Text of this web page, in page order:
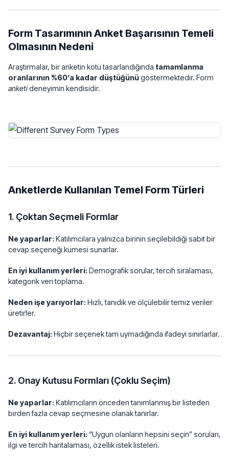
Form Tasarımının Anket Başarısının Temeli
Olmasının Nedeni
Araştırmalar, bir anketin kötü tasarlandığında tamamlanma
oranlarının %60’a kadar düştüğünügöstermektedir. Form
anketideneyimin kendisidir.
Anketlerde Kullanılan Temel Form Türleri
1. Çoktan Seçmeli Formlar
Ne yaparlar: Katılımcılara yalnızca birinin seçilebildiği sabit bir
cevap seçeneği kümesi sunarlar.
En iyi kullanım yerleri: Demografik sorular, tercih sıralaması,
kategorik veri toplama.
Neden işe yarıyorlar: Hızlı, tanıdık ve ölçülebilir temiz veriler
üretirler.
Dezavantaj: Hiçbir seçenek tam uymadığında ifadeyi sınırlarlar.
2. Onay Kutusu Formları (Çoklu Seçim)
Ne yaparlar: Katılımcıların önceden tanımlanmış bir listeden
birden fazla cevap seçmesine olanak tanırlar.
En iyi kullanım yerleri: “Uygun olanların hepsini seçin” soruları,
ilgi ve tercih haritalaması, özellik istek listeleri.